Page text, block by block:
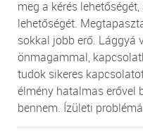
meg a kérés
lehetőségét.
sokkal jobb erő. Lággyá
önmagammal,
tudok sikeres
élmény hatalmas erővel
bennem. Ízületi